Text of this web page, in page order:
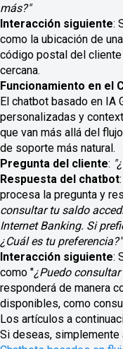
más?"
Interacción siguiente:
como la ubicación de
código postal del
cercana.
Funcionamiento en el
El chatbot basado en IA
personalizadas y
que van más allá del
de soporte más natural.
Pregunta del cliente:
Respuesta del chatbot
procesa la pregunta y
consultar tu saldo
Internet Banking. Si
¿Cuál es tu preferencia?"
Interacción siguiente:
como "¿Puedo
responderá de manera
disponibles, como
Los artículos a
Si deseas, simplemente